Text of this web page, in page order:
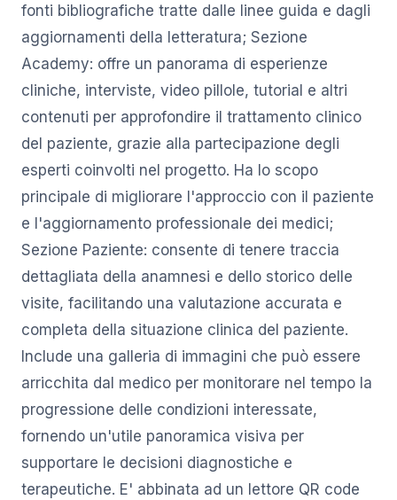
fonti bibliografiche tratte dalle linee guida e dagli
aggiornamenti della letteratura; Sezione
Academy: offre un panorama di esperienze
cliniche, interviste, video pillole, tutorial e altri
contenuti per approfondire il trattamento clinico
del paziente, grazie alla partecipazione degli
esperti coinvolti nel progetto. Ha lo scopo
principale di migliorare l'approccio con il paziente
e l'aggiornamento professionale dei medici;
Sezione Paziente: consente di tenere traccia
dettagliata della anamnesi e dello storico delle
visite, facilitando una valutazione accurata e
completa della situazione clinica del paziente.
Include una galleria di immagini che può essere
arricchita dal medico per monitorare nel tempo la
progressione delle condizioni interessate,
fornendo un'utile panoramica visiva per
supportare le decisioni diagnostiche e
terapeutiche. E' abbinata ad un lettore QR code